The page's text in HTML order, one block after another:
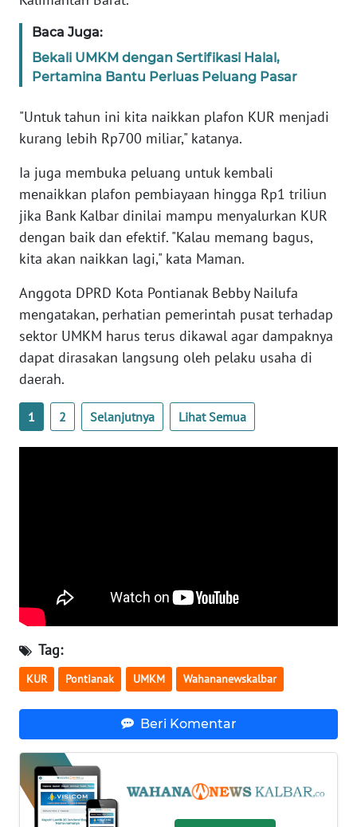
Baca Juga:
Bekali UMKM dengan Sertifikasi Halal,
Pertamina Bantu Perluas Peluang Pasar
"Untuk tahun ini kita naikkan plafon KUR menjadi
kurang lebih Rp700 miliar," katanya.
Ia juga membuka peluang untuk kembali
menaikkan plafon pembiayaan hingga Rp1 triliun
jika Bank Kalbar dinilai mampu menyalurkan KUR
dengan baik dan efektif. "Kalau memang bagus,
kita akan naikkan lagi," kata Maman.
Anggota DPRD Kota Pontianak Bebby Nailufa
mengatakan, perhatian pemerintah pusat terhadap
sektor UMKM harus terus dikawal agar dampaknya
dapat dirasakan langsung oleh pelaku usaha di
daerah.
1 2 Selanjutnya Lihat Semua
Tag:
KUR Pontianak UMKM Wahananewskalbar
Beri Komentar
PAPUA
BARAT
RIAU
SERAMBI
WN
SULTRA
WN
SULTENG
WN
WN
SUMSEL
WN
WN
LAMPUNG
WN
JATENG